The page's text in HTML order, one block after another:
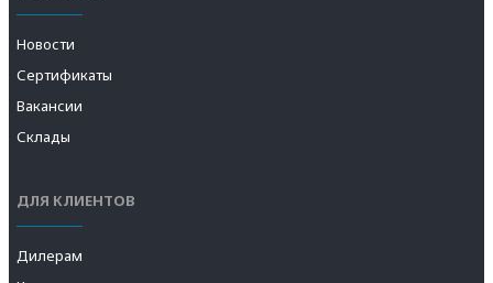
Новости
Сертификаты
Вакансии
Склады
ДЛЯ КЛИЕНТОВ
Дилерам